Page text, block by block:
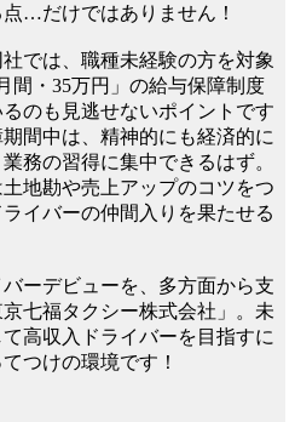
…だけではありません！
社では、職種未経験の方を対象
間・35万円」の給与保障制度
のも見逃せないポイントです
間中は、精神的にも経済的に
務の習得に集中できるはず。
地勘や売上アップのコツをつ
イバーの仲間入りを果たせる
ーデビューを、多方面から支
七福タクシー株式会社」。未
高収入ドライバーを目指すに
つけの環境です！